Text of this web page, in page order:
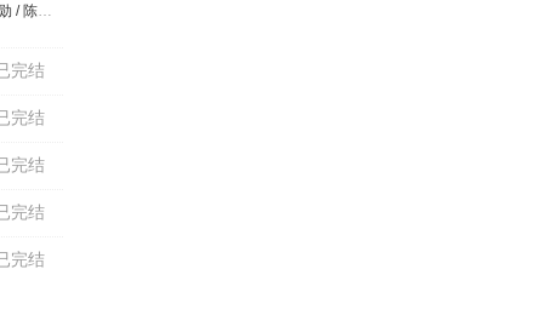
俭 许立坤
李铭顺 / 范少勋 / 陈妍霏 / 洪慧芳 / 施名帅
完结
完结
完结
完结
完结